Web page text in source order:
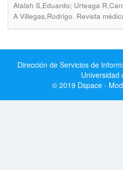
Atalah S,Eduardo; Urteaga
A Villegas,Rodrigo. Revista
Dirección de Servicios de
Universidad
© 2019 Dspace -